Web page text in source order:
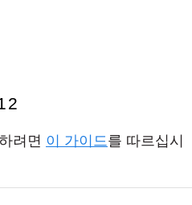
려면 이 가이드를 따르십시